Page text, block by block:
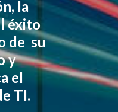
la
éxito
de su
y
el
TI.